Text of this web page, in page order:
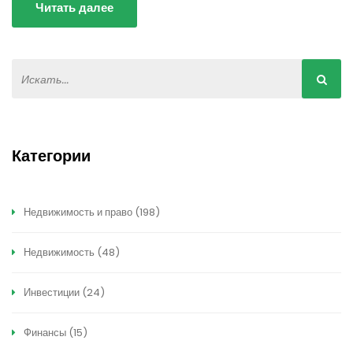
Читать далее
Категории
Недвижимость и право (198)
Недвижимость (48)
Инвестиции (24)
Финансы (15)